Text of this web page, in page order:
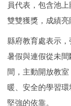
員代表，包含池
雙雙獲獎，成績亮
縣府教育處表示
暑假與連假從未
間，主動開放教
暖、安全的學習
堅強的依靠。